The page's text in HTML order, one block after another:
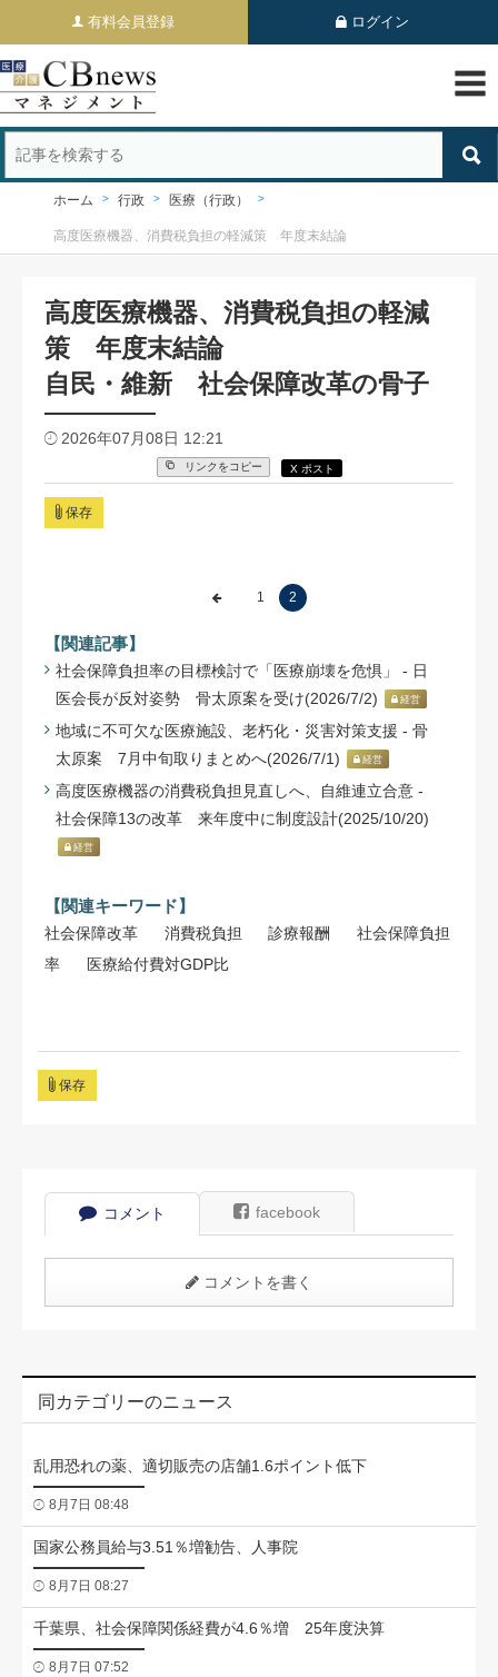
有料会員登録 ログイン
ホーム 行政 医療（行政）
高度医療機器、消費税負担の軽減策 年度末結論
高度医療機器、消費税負担の軽減
策 年度末結論
自民・維新 社会保障改革の骨子
2026年07月08日 12:21
リンクをコピー X ポスト
保存
1 2
【関連記事】
社会保障負担率の目標検討で「医療崩壊を危惧」 - 日
医会長が反対姿勢 骨太原案を受け(2026/7/2)
経営
地域に不可欠な医療施設、老朽化・災害対策支援 - 骨
太原案 7月中旬取りまとめへ(2026/7/1)
経営
高度医療機器の消費税負担見直しへ、自維連立合意 -
社会保障13の改革 来年度中に制度設計(2025/10/20)
経営
【関連キーワード】
社会保障改革 消費税負担 診療報酬
社会保障負担
率
医療給付費対GDP比
保存
コメント facebook
コメントを書く
同カテゴリーのニュース
乱用恐れの薬、適切販売の店舗1.6ポイント低下
8月7日 08:48
国家公務員給与3.51％増勧告、人事院
8月7日 08:27
千葉県、社会保障関係経費が4.6％増 25年度決算
8月7日 07:52